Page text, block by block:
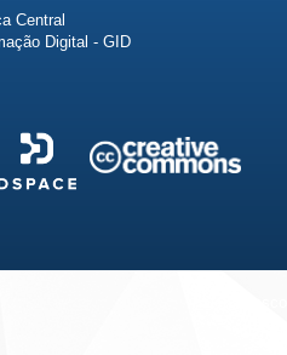
Central
Digital - GID